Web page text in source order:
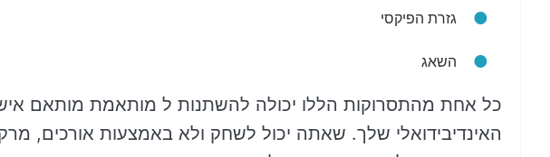
גזרת הפיקסי
השאג
כל אחת מהתסרוקות הללו יכולה להשתנות ל מותאמת מותאם
האינדיבידואלי שלך. שאתה יכול לשחק ולא באמצעות אורכים,